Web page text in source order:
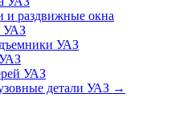
и раздвижные окна
УАЗ
УАЗ
УАЗ
детали УАЗ →